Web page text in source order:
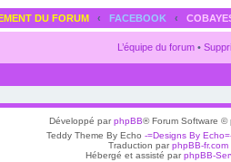
DU FORUM ‹ FACEBOOK ‹
L’équipe du forum •
Développé parphpBB® Forum Software ©
Teddy Theme By Echo -=Designs By
Traduction parphpBB-fr.com
Hébergé et assisté parphpBB-